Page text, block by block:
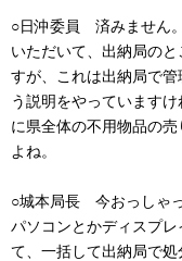
○日沖委員 済みません
いただいて、出納局の
すが、これは出納局で
う説明をやっています
に県全体の不用物品の
よね。
○城本局長 今おっしゃ
パソコンとかディスプ
て、一括して出納局で